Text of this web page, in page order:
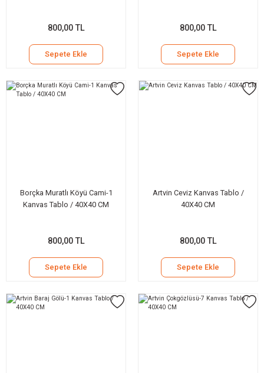
800,00 TL
Sepete Ekle
800,00 TL
Sepete Ekle
Borçka Muratlı Köyü Cami-1
Kanvas Tablo / 40X40 CM
800,00 TL
Sepete Ekle
Artvin Ceviz Kanvas Tablo /
40X40 CM
800,00 TL
Sepete Ekle